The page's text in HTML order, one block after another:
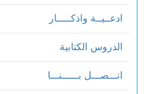
ادعــيــة واذكـــــار
الدروس الكتابية
اتـــصـــل بــــــنـــا